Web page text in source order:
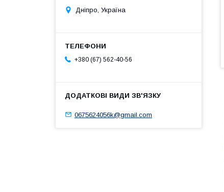
Дніпро, Україна
+380 (67) 562-40-56
0675624056k@gmail.com